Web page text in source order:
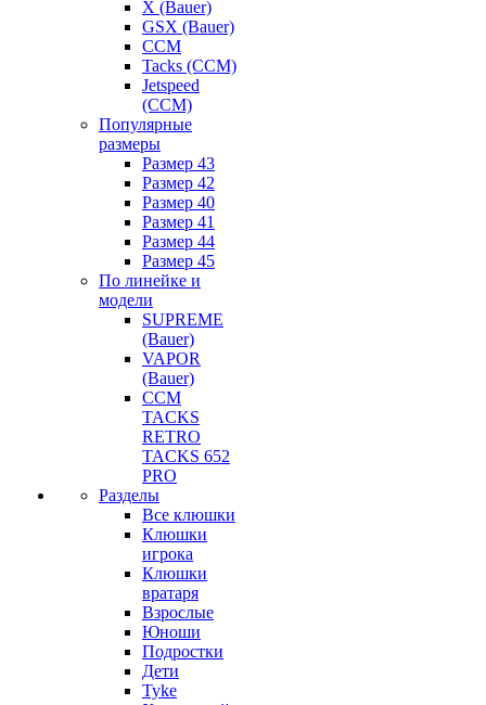
X (Bauer)
GSX (Bauer)
CCM
Tacks (CCM)
Jetspeed
(CCM)
Популярные
размеры
Размер 43
Размер 42
Размер 40
Размер 41
Размер 44
Размер 45
По линейке и
модели
SUPREME
(Bauer)
VAPOR
(Bauer)
CCM
TACKS
RETRO
TACKS 652
PRO
Разделы
Все клюшки
Клюшки
игрока
Клюшки
вратаря
Взрослые
Юноши
Подростки
Дети
Tyke